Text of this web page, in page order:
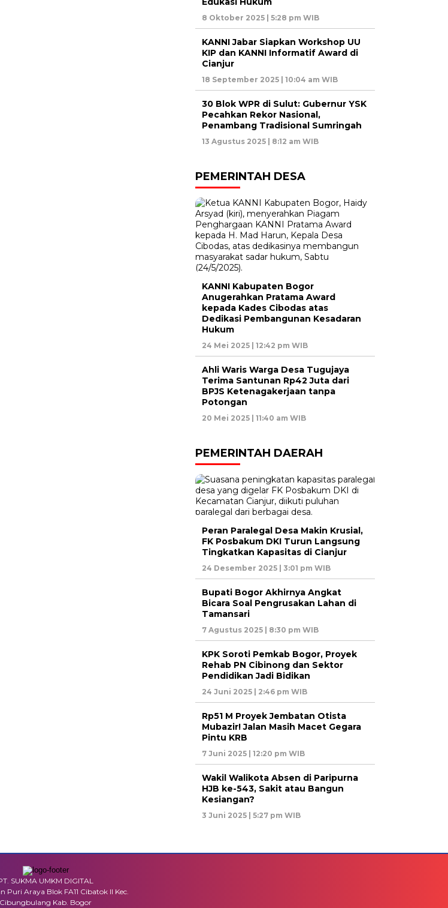
8 Oktober 2025 | 5:28 pm WIB
KANNI Jabar Siapkan Workshop UU
KIP dan KANNI Informatif Award di
Cianjur
18 September 2025 | 10:04 am WIB
30 Blok WPR di Sulut: Gubernur YSK
Pecahkan Rekor Nasional,
Penambang Tradisional Sumringah
13 Agustus 2025 | 8:12 am WIB
PEMERINTAH DESA
KANNI Kabupaten Bogor
Anugerahkan Pratama Award
kepada Kades Cibodas atas
Dedikasi Pembangunan Kesadaran
Hukum
24 Mei 2025 | 12:42 pm WIB
Ahli Waris Warga Desa Tugujaya
Terima Santunan Rp42 Juta dari
BPJS Ketenagakerjaan tanpa
Potongan
20 Mei 2025 | 11:40 am WIB
PEMERINTAH DAERAH
Peran Paralegal Desa Makin Krusial,
FK Posbakum DKI Turun Langsung
Tingkatkan Kapasitas di Cianjur
24 Desember 2025 | 3:01 pm WIB
Bupati Bogor Akhirnya Angkat
Bicara Soal Pengrusakan Lahan di
Tamansari
7 Agustus 2025 | 8:30 pm WIB
KPK Soroti Pemkab Bogor, Proyek
Rehab PN Cibinong dan Sektor
Pendidikan Jadi Bidikan
24 Juni 2025 | 2:46 pm WIB
Rp51 M Proyek Jembatan Otista
Mubazir! Jalan Masih Macet Gegara
Pintu KRB
7 Juni 2025 | 12:20 pm WIB
Wakil Walikota Absen di Paripurna
HJB ke-543, Sakit atau Bangun
Kesiangan?
3 Juni 2025 | 5:27 pm WIB
SUKMA UMKM DIGITAL
Puri Araya Blok FA11 Cibatok II Kec.
Cibungbulang Kab. Bogor